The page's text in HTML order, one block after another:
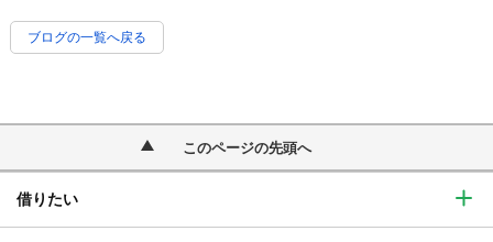
ブログの一覧へ戻る
このページの先頭へ
借りたい